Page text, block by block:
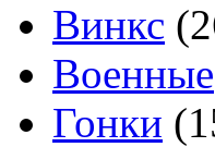
Винкс
Военные
Гонки